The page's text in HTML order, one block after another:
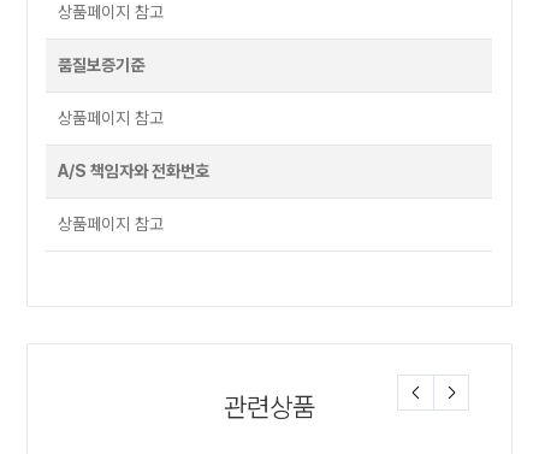
상품페이지 참고
품질보증기준
상품페이지 참고
A/S 책임자와 전화번호
상품페이지 참고
관련상품